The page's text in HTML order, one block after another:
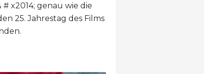
x2014; genau wie die
25. Jahrestag des Films